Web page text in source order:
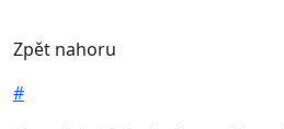
Zpět nahoru
#